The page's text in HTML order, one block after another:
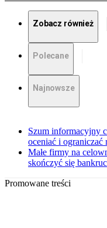
Zobacz również
Polecane
Najnowsze
Szum informacyjny
oceniać i
Małe firmy na
skończyć się
Promowane treści